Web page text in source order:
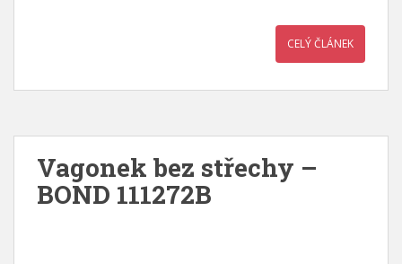
CELÝ ČLÁNEK
Vagonek bez střechy –
BOND 111272B